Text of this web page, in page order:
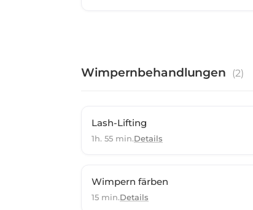
Wimpernbehandlungen (2)
Lash-Lifting
1h. 55 min.Details
Wimpern färben
15 min.Details